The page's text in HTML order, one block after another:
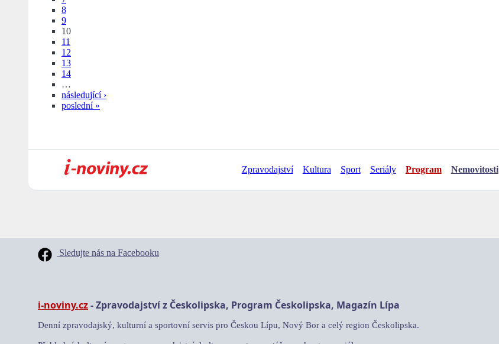
8
9
10
11
12
13
14
…
následující ›
poslední »
Zpravodajství Kultura Sport Seriály Program Nemovitosti
Sledujte nás na Facebooku
i-noviny.cz- Zpravodajství z Českolipska, Program Českolipska, Magazín Lípa
Denní zpravodajský, kulturní a sportovní servis pro Českou Lípu, Nový Bor a celý region Českolipska.